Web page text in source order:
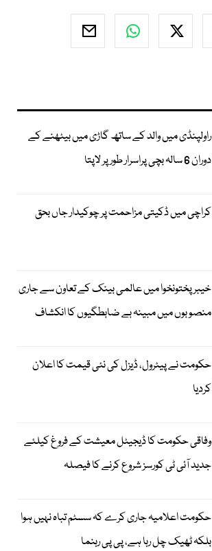
راولپنڈی میں والد کے ساتھ گاڑی میں بیٹھنے کے
دوران 6 سالہ بچی پراسرار طور پر لاپتا
کراچی میں ڈکیتی مزاحمت پر چوکیدار جاں بحق
خیبرپختونخوا میں عالمی بینک کے تعاون سے جاری
منصوبوں میں مبینہ بے ضابطگیوں کا انکشاف
حکومت نے پیٹرول، ڈیزل کی نئی قیمت کا اعلان
کردیا
وفاقی حکومت کا ڈیجیٹل معیشت کے فروغ کیلئے
جدید آئی ٹی کورسز شروع کرنے کا فیصلہ
حکومت اعلامیہ جاری کرے کہ سسٹم تباہ نہیں ہوا
بلکہ ٹھیک چل رہا ہے، پی پی رہنما